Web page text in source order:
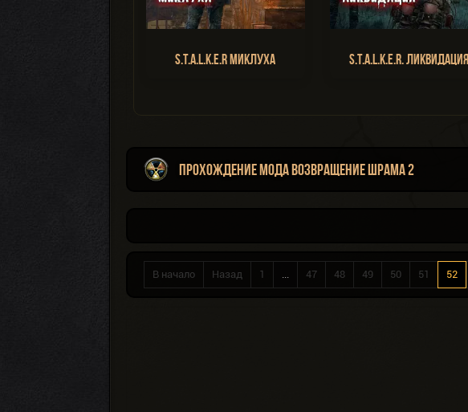
S.T.A.L.K.E.R Миклуха S.T.A.L.K.E.R. Ликвидация
Прохождение мода Возвращение Шрама 2
В начало Назад 1 ... 47 48 49 50 51 52